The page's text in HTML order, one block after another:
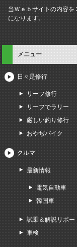
当Ｗｅｂサイトの内容
になります。
メニュー
日々是修行
リーフ修行
リーフでラリー
厳しい釣り修行
おやぢバイク
クルマ
最新情報
電気自動車
韓国車
試乗＆解説リポー
車検